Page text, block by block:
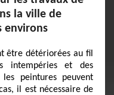
la ville de
environs
être détériorées au fil
intempéries et des
peintures peuvent
il est nécessaire de